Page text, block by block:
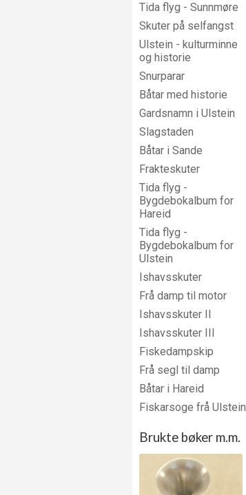
Tida flyg - Sunnmøre
Skuter på selfangst
Ulstein - kulturminne
og historie
Snurparar
Båtar med historie
Gardsnamn i Ulstein
Slagstaden
Båtar i Sande
Frakteskuter
Tida flyg -
Bygdebokalbum for
Hareid
Tida flyg -
Bygdebokalbum for
Ulstein
Ishavsskuter
Frå damp til motor
Ishavsskuter II
Ishavsskuter III
Fiskedampskip
Frå segl til damp
Båtar i Hareid
Fiskarsoge frå Ulstein
Brukte bøker m.m.